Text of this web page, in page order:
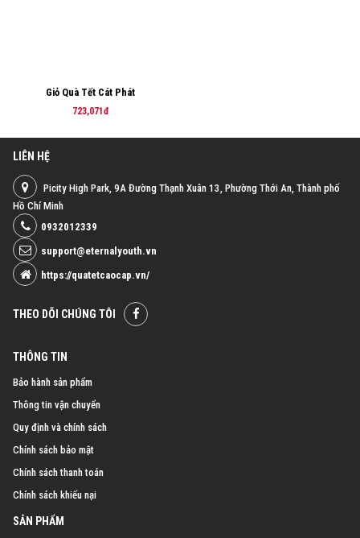
Giỏ Quà Tết Cát Phát
723,071đ
LIÊN HỆ
Picity High Park, 9A Đường Thạnh Xuân 13, Phường Thới An, Thành phố
Hồ Chí Minh
0932012339
support@eternalyouth.vn
https://quatetcaocap.vn/
THEO DÕI CHÚNG TÔI
THÔNG TIN
Bảo hành sản phẩm
Thông tin vận chuyển
Quy định và chính sách
Chính sách bảo mật
Chính sách thanh toán
Chính sách khiếu nại
SẢN PHẨM